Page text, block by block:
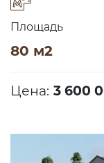
Площадь
80 м2
Цена: 3 600